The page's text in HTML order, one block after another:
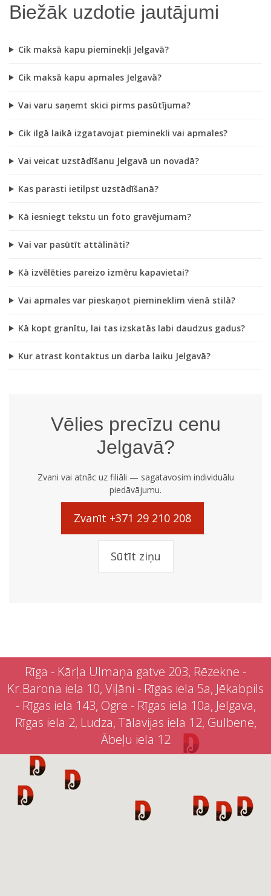
Biežāk uzdotie jautājumi
Cik maksā kapu pieminekļi Jelgavā?
Cik maksā kapu apmales Jelgavā?
Vai varu saņemt skici pirms pasūtījuma?
Cik ilgā laikā izgatavojat pieminekli vai apmales?
Vai veicat uzstādīšanu Jelgavā un novadā?
Kas parasti ietilpst uzstādīšanā?
Kā iesniegt tekstu un foto gravējumam?
Vai var pasūtīt attālināti?
Kā izvēlēties pareizo izmēru kapavietai?
Vai apmales var pieskaņot piemineklim vienā stilā?
Kā kopt granītu, lai tas izskatās labi daudzus gadus?
Kur atrast kontaktus un darba laiku Jelgavā?
Vēlies precīzu cenu
Jelgavā?
Zvani vai atnāc uz filiāli — sagatavosim individuālu
piedāvājumu.
Zvanīt +371 29 210 208
Sūtīt ziņu
Rīga - Kārļa Ulmaņa gatve 203, Rēzekne -
Kr.Barona iela 10, Viļāni - Rīgas iela 5a, Jēkabpils
- Rīgas iela 143, Ogre - Rīgas iela 10a, Jelgava,
Rīgas iela 2, Ludza, Tālavijas iela 12, Gulbene,
Ābeļu iela 12